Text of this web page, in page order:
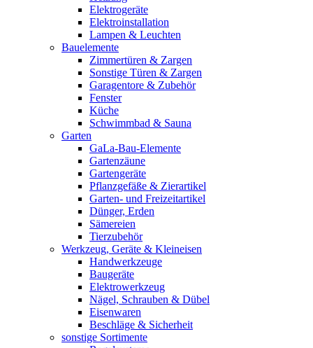
Elektrogeräte
Elektroinstallation
Lampen & Leuchten
Bauelemente
Zimmertüren & Zargen
Sonstige Türen & Zargen
Garagentore & Zubehör
Fenster
Küche
Schwimmbad & Sauna
Garten
GaLa-Bau-Elemente
Gartenzäune
Gartengeräte
Pflanzgefäße & Zierartikel
Garten- und Freizeitartikel
Dünger, Erden
Sämereien
Tierzubehör
Werkzeug, Geräte & Kleineisen
Handwerkzeuge
Baugeräte
Elektrowerkzeug
Nägel, Schrauben & Dübel
Eisenwaren
Beschläge & Sicherheit
sonstige Sortimente